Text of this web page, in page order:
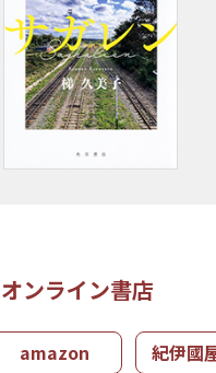
オンライン書店
amazon 紀伊國